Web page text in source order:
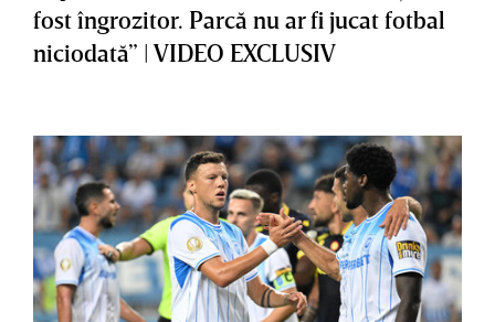
fost îngrozitor. Parcă nu ar fi jucat fotbal
niciodată” | VIDEO EXCLUSIV